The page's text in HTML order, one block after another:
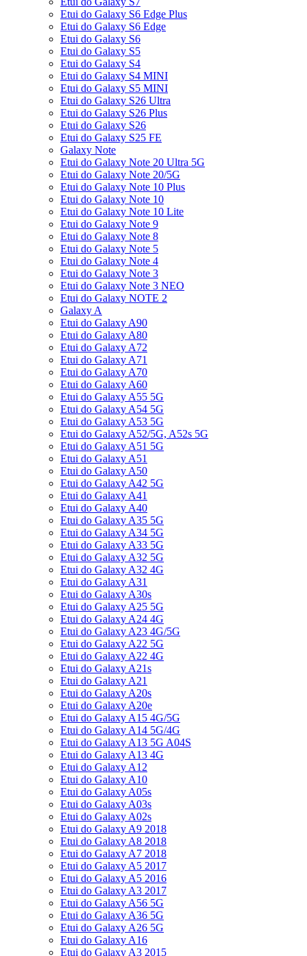
Etui do Galaxy S6 Edge Plus
Etui do Galaxy S6 Edge
Etui do Galaxy S6
Etui do Galaxy S5
Etui do Galaxy S4
Etui do Galaxy S4 MINI
Etui do Galaxy S5 MINI
Etui do Galaxy S26 Ultra
Etui do Galaxy S26 Plus
Etui do Galaxy S26
Etui do Galaxy S25 FE
Galaxy Note
Etui do Galaxy Note 20 Ultra 5G
Etui do Galaxy Note 20/5G
Etui do Galaxy Note 10 Plus
Etui do Galaxy Note 10
Etui do Galaxy Note 10 Lite
Etui do Galaxy Note 9
Etui do Galaxy Note 8
Etui do Galaxy Note 5
Etui do Galaxy Note 4
Etui do Galaxy Note 3
Etui do Galaxy Note 3 NEO
Etui do Galaxy NOTE 2
Galaxy A
Etui do Galaxy A90
Etui do Galaxy A80
Etui do Galaxy A72
Etui do Galaxy A71
Etui do Galaxy A70
Etui do Galaxy A60
Etui do Galaxy A55 5G
Etui do Galaxy A54 5G
Etui do Galaxy A53 5G
Etui do Galaxy A52/5G, A52s 5G
Etui do Galaxy A51 5G
Etui do Galaxy A51
Etui do Galaxy A50
Etui do Galaxy A42 5G
Etui do Galaxy A41
Etui do Galaxy A40
Etui do Galaxy A35 5G
Etui do Galaxy A34 5G
Etui do Galaxy A33 5G
Etui do Galaxy A32 5G
Etui do Galaxy A32 4G
Etui do Galaxy A31
Etui do Galaxy A30s
Etui do Galaxy A25 5G
Etui do Galaxy A24 4G
Etui do Galaxy A23 4G/5G
Etui do Galaxy A22 5G
Etui do Galaxy A22 4G
Etui do Galaxy A21s
Etui do Galaxy A21
Etui do Galaxy A20s
Etui do Galaxy A20e
Etui do Galaxy A15 4G/5G
Etui do Galaxy A14 5G/4G
Etui do Galaxy A13 5G A04S
Etui do Galaxy A13 4G
Etui do Galaxy A12
Etui do Galaxy A10
Etui do Galaxy A05s
Etui do Galaxy A03s
Etui do Galaxy A02s
Etui do Galaxy A9 2018
Etui do Galaxy A8 2018
Etui do Galaxy A7 2018
Etui do Galaxy A5 2017
Etui do Galaxy A5 2016
Etui do Galaxy A3 2017
Etui do Galaxy A56 5G
Etui do Galaxy A36 5G
Etui do Galaxy A26 5G
Etui do Galaxy A16
Etui do Galaxy A3 2015